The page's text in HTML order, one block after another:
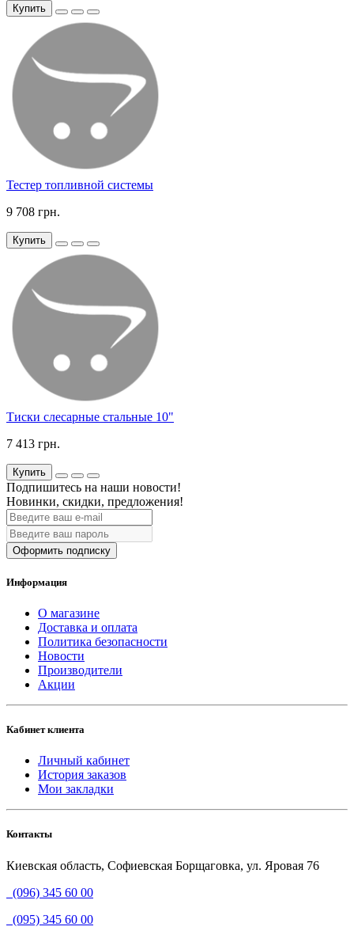
Купить
Тестер топливной системы
9 708 грн.
Купить
Тиски слесарные стальные 10"
7 413 грн.
Купить
Подпишитесь на наши новости!
Новинки, скидки, предложения!
Оформить подписку
Информация
О магазине
Доставка и оплата
Политика безопасности
Новости
Производители
Акции
Кабинет клиента
Личный кабинет
История заказов
Мои закладки
Контакты
Киевская область, Софиевская Борщаговка, ул. Яровая 76
(096) 345 60 00
(095) 345 60 00